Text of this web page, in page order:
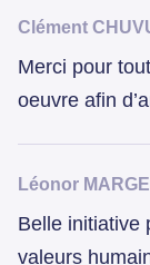
Clément
Merci pour
oeuvre afin
Léonor
Belle initiative
valeurs